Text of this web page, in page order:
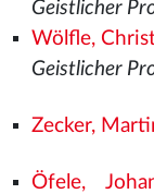
Geistlicher
Wölfle,
Geistlicher
Zecker,
Öfele,